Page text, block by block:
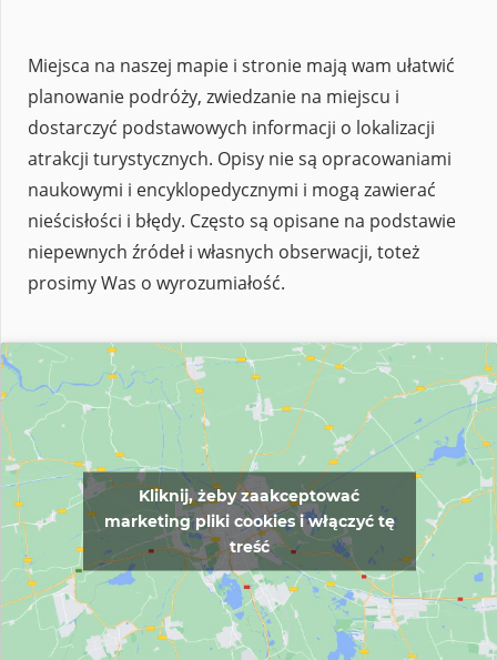
Miejsca na naszej mapie i stronie mają wam ułatwić
planowanie podróży, zwiedzanie na miejscu i
dostarczyć podstawowych informacji o lokalizacji
atrakcji turystycznych. Opisy nie są opracowaniami
naukowymi i encyklopedycznymi i mogą zawierać
nieścisłości i błędy. Często są opisane na podstawie
niepewnych źródeł i własnych obserwacji, toteż
prosimy Was o wyrozumiałość.
Kliknij, żeby zaakceptować
marketing pliki cookies i włączyć tę
treść